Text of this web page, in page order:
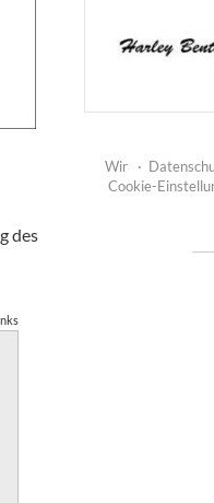
des
Wir ·
Cookie-